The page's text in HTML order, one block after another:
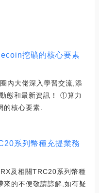
挖礦的核心要素
內大佬深入學習交流,添
態和最新資訊！ ①算力
核心要素.
系列幣種充提業務
及相關TRC20系列幣種
來的不便敬請諒解,如有疑